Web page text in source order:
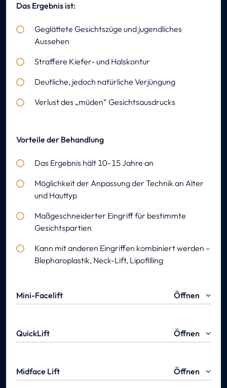
Das Ergebnis ist:
Geglättete Gesichtszüge und jugendliches
Aussehen
Straffere Kiefer- und Halskontur
Deutliche, jedoch natürliche Verjüngung
Verlust des „müden“ Gesichtsausdrucks
Vorteile der Behandlung
Das Ergebnis hält 10–15 Jahre an
Möglichkeit der Anpassung der Technik an Alter
und Hauttyp
Maßgeschneiderter Eingriff für bestimmte
Gesichtspartien
Kann mit anderen Eingriffen kombiniert werden –
Blepharoplastik, Neck-Lift, Lipofilling
Mini-Facelift Öffnen
Geeignet bei einer leichten Erschlaffung des Gewebes.
Haut vor den Ohren und im mittleren
Gesichtsbereich
QuickLift Öffnen
Konturerschlaffungen mit sehr kurzer Heilungsdauer
Midface Lift Öffnen